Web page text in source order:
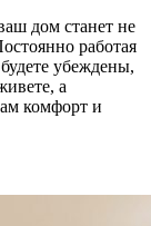
дом станет не
работая
убеждены,
а
комфорт и